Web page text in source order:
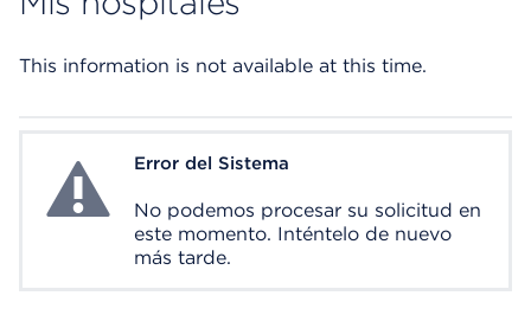
This information is not available at this time.
System ErrorError del Sistema
No podemos procesar su solicitud en
este momento. Inténtelo de nuevo
más tarde.